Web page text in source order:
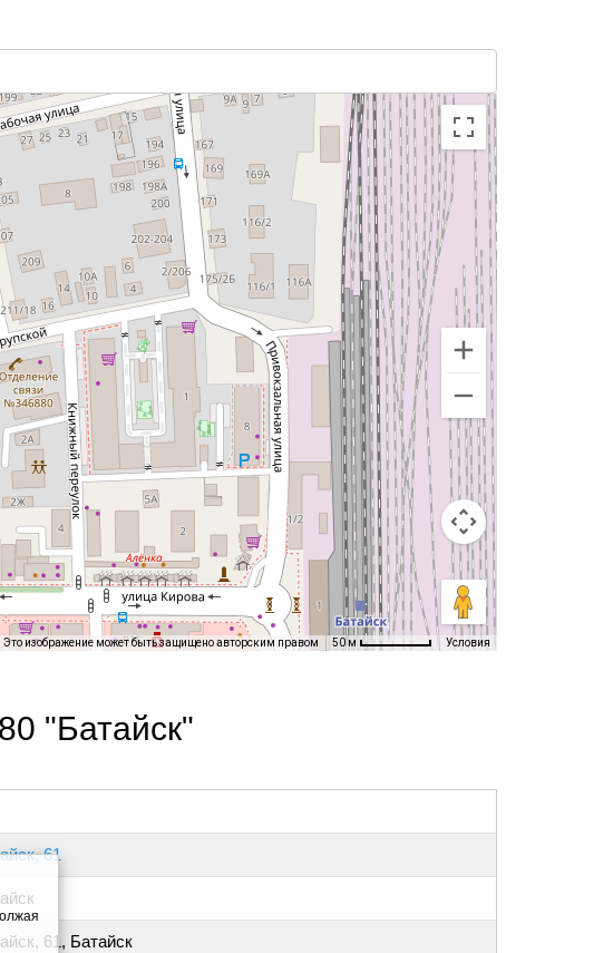
Это изображение может быть защищено авторским правом 50 м Условия
"Батайск"
61
61, Батайск